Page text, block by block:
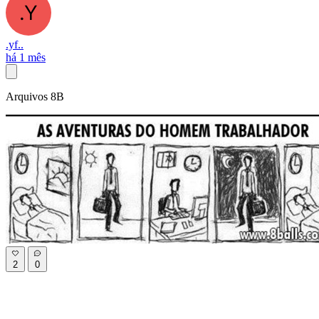
.yf..
há 1 mês
Arquivos 8B
2 0